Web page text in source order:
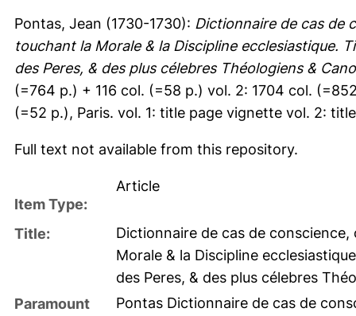
Pontas, Jean (1730-1730): Dictionnaire de cas de
touchant la Morale & la Discipline ecclesiastique.
des Peres, & des plus célebres Théologiens &
(=764 p.) + 116 col. (=58 p.) vol. 2: 1704 col.
(=52 p.), Paris. vol. 1: title page vignette vol. 2:
Full text not available from this repository.
Item Type:
Article
Title:
Dictionnaire de cas de
Morale & la Discipline
des Peres, & des plus célebres
Paramount
Pontas Dictionnaire de cas de